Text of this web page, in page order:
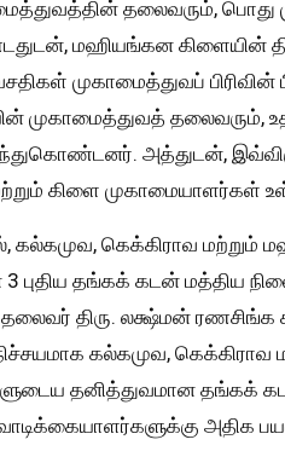
தலைவரும், பொது
மஹியங்கன கிளையின்
முகாமைத்துவப் பிரிவின்
முகாமைத்துவத் தலைவரும்,
அத்துடன், இவ்விரு
கிளை முகாமையாளர்கள்
கல்கமுவ, கெக்கிராவ மற்றும்
3 புதிய தங்கக் கடன் மத்திய
தலைவர் திரு. லக்ஷ்மன் ரணசிங்க
கல்கமுவ,
தனித்துவமான தங்கக்
அதிக